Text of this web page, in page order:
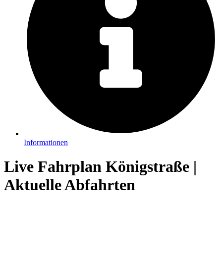
Informationen
Live Fahrplan Königstraße |
Aktuelle Abfahrten